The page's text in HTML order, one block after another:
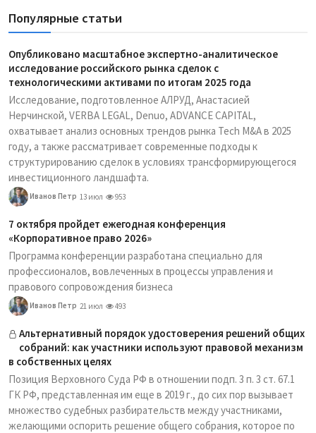
Популярные статьи
Опубликовано масштабное экспертно-аналитическое
исследование российского рынка сделок с
технологическими активами по итогам 2025 года
Исследование, подготовленное АЛРУД, Анастасией
Нерчинской, VERBA LEGAL, Denuo, ADVANCE CAPITAL,
охватывает анализ основных трендов рынка Tech M&A в 2025
году, а также рассматривает современные подходы к
структурированию сделок в условиях трансформирующегося
инвестиционного ландшафта.
Иванов Петр 13 июл 953
7 октября пройдет ежегодная конференция
«Корпоративное право 2026»
Программа конференции разработана специально для
профессионалов, вовлеченных в процессы управления и
правового сопровождения бизнеса
Иванов Петр 21 июл 493
Альтернативный порядок удостоверения решений общих
собраний: как участники используют правовой механизм
в собственных целях
Позиция Верховного Суда РФ в отношении подп. 3 п. 3 ст. 67.1
ГК РФ, представленная им еще в 2019 г., до сих пор вызывает
множество судебных разбирательств между участниками,
желающими оспорить решение общего собрания, которое по